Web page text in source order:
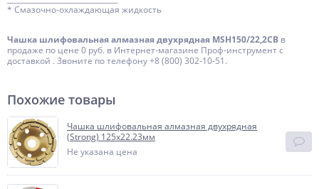
* Смазочно-охлаждающая жидкость
Чашка шлифовальная алмазная двухрядная MSH150/22,2СB в
продаже по цене 0 руб. в Интернет-магазине Проф-инструмент с
доставкой . Звоните по телефону +8 (800) 302-10-51.
Похожие товары
Чашка шлифовальная алмазная двухрядная
(Strong) 125х22.23мм
Не указана цена